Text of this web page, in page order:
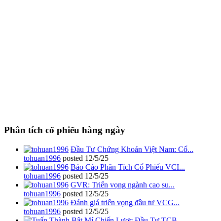
Phân tích cổ phiếu hàng ngày
Đầu Tư Chứng Khoán Việt Nam: Cổ...
tohuan1996 posted 12/5/25
Báo Cáo Phân Tích Cổ Phiếu VCI...
tohuan1996 posted 12/5/25
GVR: Triển vọng ngành cao su...
tohuan1996 posted 12/5/25
Đánh giá triển vọng đầu tư VCG...
tohuan1996 posted 12/5/25